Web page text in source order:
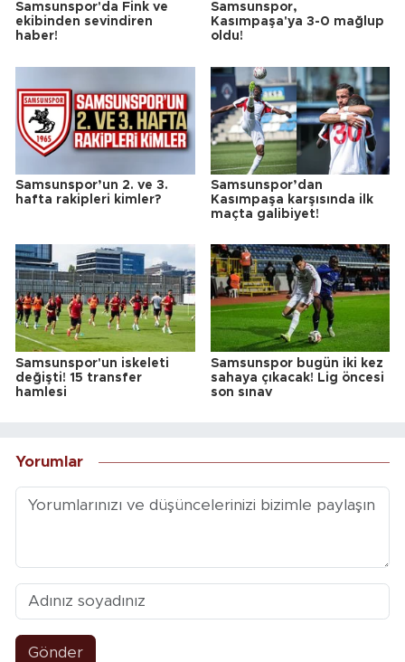
Samsunspor'da Fink ve
ekibinden sevindiren
haber!
Samsunspor,
Kasımpaşa'ya 3-0 mağlup
oldu!
Samsunspor’un 2. ve 3.
hafta rakipleri kimler?
Samsunspor’dan
Kasımpaşa karşısında ilk
maçta galibiyet!
Samsunspor'un iskeleti
değişti! 15 transfer
hamlesi
Samsunspor bugün iki kez
sahaya çıkacak! Lig öncesi
son sınav
Yorumlar
Gönder